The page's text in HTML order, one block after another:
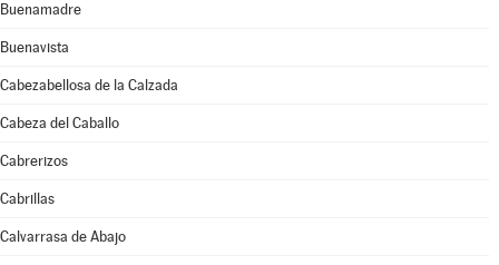
Buenamadre
Buenavista
Cabezabellosa de la Calzada
Cabeza del Caballo
Cabrerizos
Cabrillas
Calvarrasa de Abajo